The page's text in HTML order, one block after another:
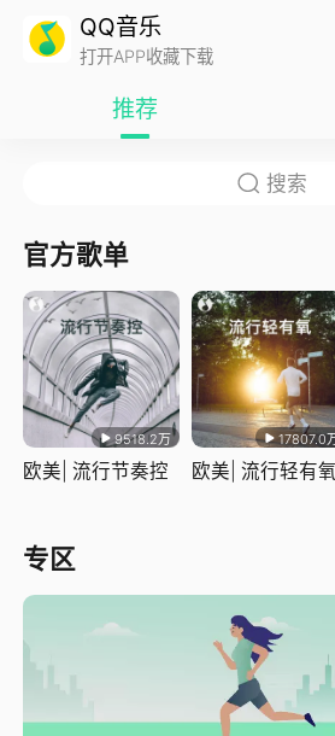
QQ音乐
打开APP收藏下载
推荐
官方歌单
9518.2万
欧美| 流行节奏控
17807.0
欧美| 流行轻有氧
专区